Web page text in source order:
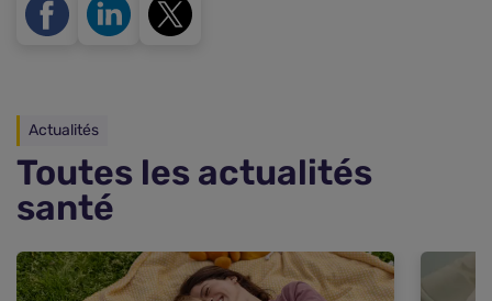
Actualités
Toutes les actualités
santé